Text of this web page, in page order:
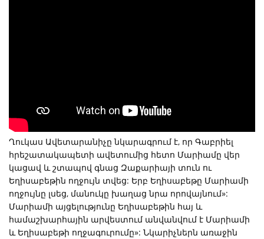
Ղուկաս Ավետարանիչը նկարագրում է, որ Գաբրիել
հրեշատակապետի ավետումից հետո Մարիամը վեր
կացավ և շտապով գնաց Զաքարիայի տուն ու
Եղիսաբեթին ողջույն տվեց: Երբ Եղիսաբեթը Մարիամի
ողջույնը լսեց, մանուկը խաղաց նրա որովայնում»:
Մարիամի այցելությունը Եղիսաբեթին հայ և
համաշխարհային արվեստում անվանվում է Մարիամի
և Եղիսաբեթի ողջագուրումը»: Նկարիչներն առաջին